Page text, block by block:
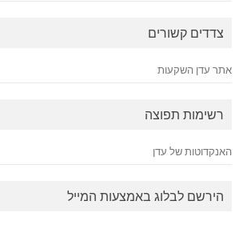
צדדים קשורים
אתר עדן השקעות
רשימות תפוצה
האנקדוטות של עדן
הירשם לבלוג באמצעות המייל